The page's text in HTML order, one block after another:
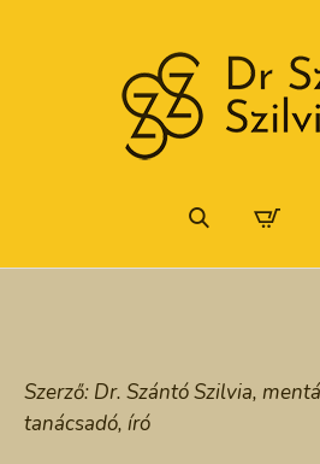
Szerző: Dr. Szántó Szilvia,
tanácsadó, író